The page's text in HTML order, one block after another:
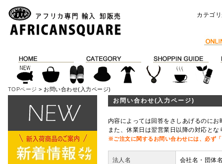
カテゴ
TOPページ > お問い合わせ(入力ページ)
お問い合わせ(入力ページ)
内容によっては回答をさしあげるのに
また、休業日は翌営業日以降の対応と
※ご注文に関するお問い合わせには、必ず
法人名 会社名・団体